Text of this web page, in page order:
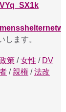
します。
策 /女性 / DV
/ 親権 /法改